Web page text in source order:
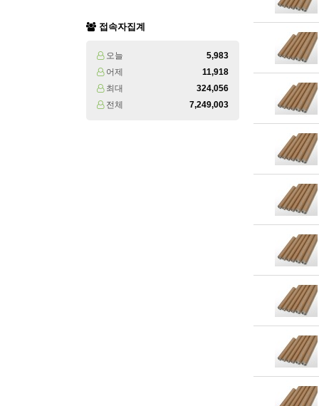
접속자집계
오늘
5,983
어제
11,918
최대
324,056
전체
7,249,003